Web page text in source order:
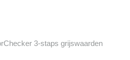
3-staps grijswaarden